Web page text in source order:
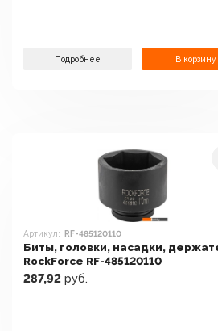
Подробнее В корзину
Артикул: RF-485120110
Биты, головки, насадки,
RockForce RF-485120110
287,92 руб.